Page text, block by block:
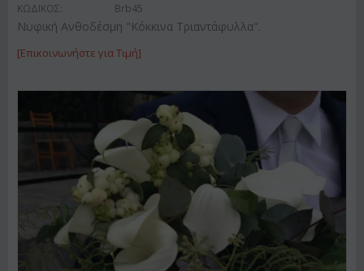
ΚΩΔΙΚΟΣ: Brb45
Νυφική Ανθοδέσμη "Κόκκινα Τριαντάφυλλα".
[Επικοινωνήστε για Τιμή]